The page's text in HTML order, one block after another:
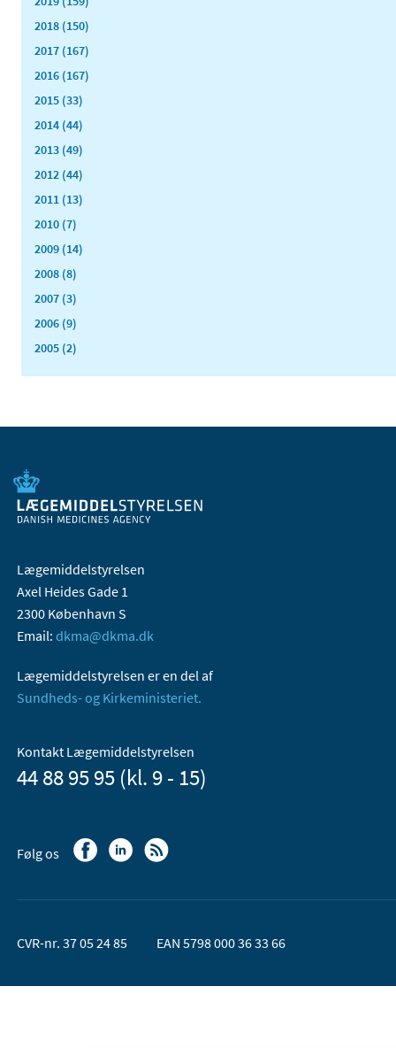
2018 (150)
2017 (167)
2016 (167)
2015 (33)
2014 (44)
2013 (49)
2012 (44)
2011 (13)
2010 (7)
2009 (14)
2008 (8)
2007 (3)
2006 (9)
2005 (2)
Lægemiddelstyrelsen
Axel Heides Gade 1
2300 København S
Email: dkma@dkma.dk
Lægemiddelstyrelsen er en del af
Sundheds- og Kirkeministeriet.
Kontakt Lægemiddelstyrelsen
44 88 95 95 (kl. 9 - 15)
Følg os
CVR-nr. 37 05 24 85 EAN 5798 000 36 33 66